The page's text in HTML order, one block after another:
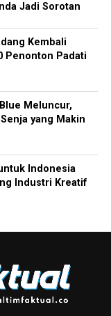
Jadi Sorotan
Kembali
Penonton Padati
Meluncur,
yang Makin
Indonesia
Industri Kreatif